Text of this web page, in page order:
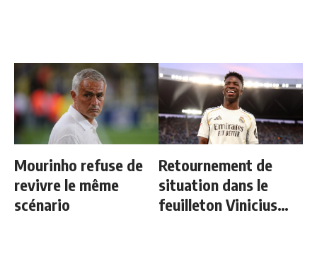
Mourinho refuse de
revivre le même
scénario
Retournement de
situation dans le
feuilleton Vinicius